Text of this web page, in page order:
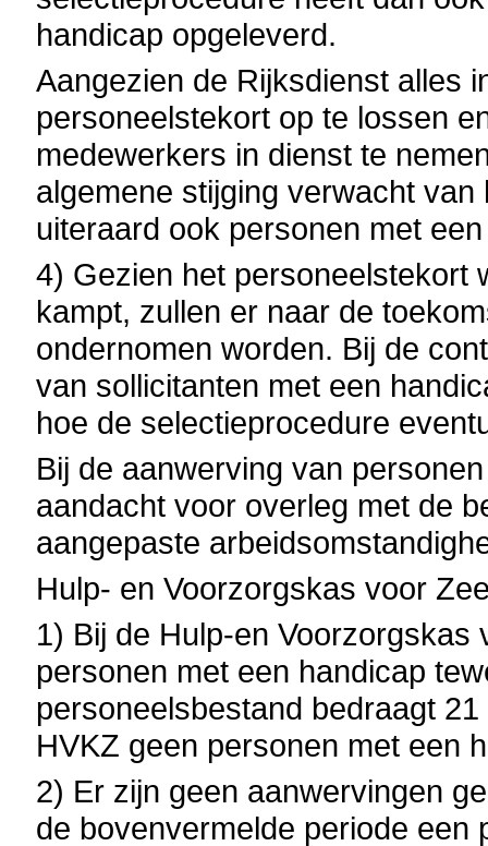
handicap opgeleverd.
Aangezien de Rijksdienst alles
personeelstekort op te lossen
medewerkers in dienst te
algemene stijging verwacht
uiteraard ook personen met
4) Gezien het personeelstekort
kampt, zullen er naar de
ondernomen worden. Bij de
van sollicitanten met een
hoe de selectieprocedure
Bij de aanwerving van
aandacht voor overleg met de
aangepaste
Hulp- en Voorzorgskas voor
1) Bij de Hulp-en
personen met een handicap
personeelsbestand bedraagt
HVKZ geen personen met een
2) Er zijn geen aanwervingen
de bovenvermelde periode een